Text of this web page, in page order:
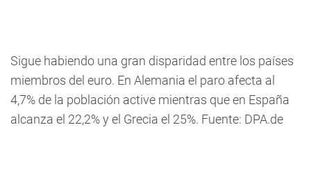
Sigue habiendo una gran disparidad entre los países
miembros del euro. En Alemania el paro afecta al
4,7% de la población active mientras que en España
alcanza el 22,2% y el Grecia el 25%. Fuente: DPA.de